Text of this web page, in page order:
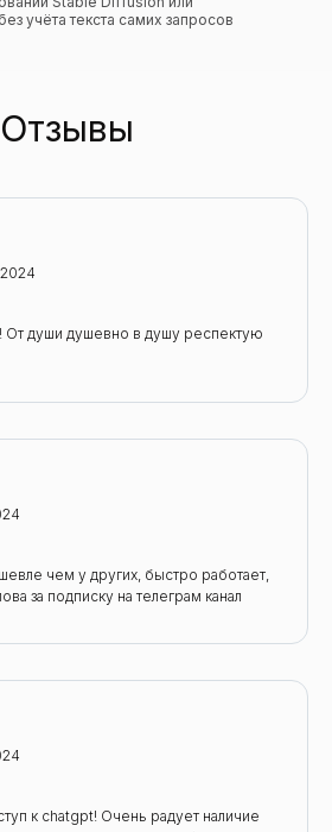
учёта текста самих запросов
Отзывы
души душевно в душу респектую
чем у других, быстро работает,
за подписку на телеграм канал
к chatgpt! Очень радует наличие